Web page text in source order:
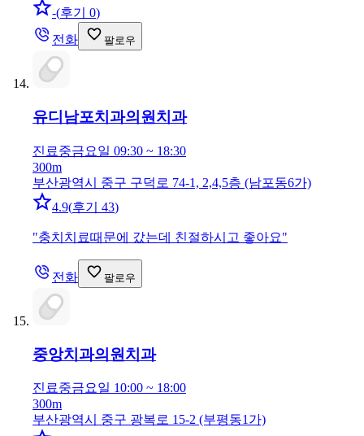
-(후기 0)
전화
팔로우
유디남포치과의원 치과
진료중금요일 09:30 ~ 18:30
300m
부산광역시 중구 구덕로 74-1, 2,4,5층 (남포동6가)
4.9(후기 43)
"충치치료때문에 갔는데 친절하시고 좋아요"
전화 팔로우
중앙치과의원 치과
진료중금요일 10:00 ~ 18:00
300m
부산광역시 중구 광복로 15-2 (부평동1가)